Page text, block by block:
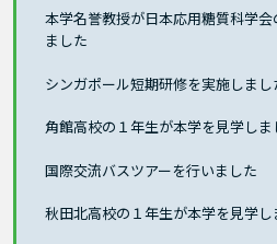
本学名誉教授が日本応用糖質科学
ました
シンガポール短期研修を実施しまし
角館高校の１年生が本学を見学しま
国際交流バスツアーを行いました
秋田北高校の１年生が本学を見学し